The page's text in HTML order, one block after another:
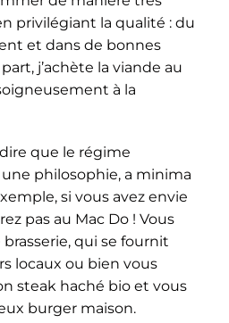
privilégiant la qualité : du
et dans de bonnes
j’achète la viande au
à la
que le régime
philosophie, a minima
si vous avez envie
pas au Mac Do ! Vous
qui se fournit
locaux ou bien vous
steak haché bio et vous
burger maison.